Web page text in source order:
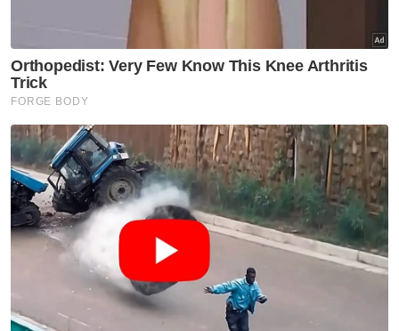
berdepan ketidaktentuan ekonomi.
"Apa yang pelik, apabila penyasaran subsidi
diesel bermula pada tahun 2024 dan
mekanisme BUDI95 diperkenalkan pada
tahun 2025, suara bantahan Onn seperti ini
tidak pula kedengaran.
"Johor memerlukan kepimpinan yang
menawarkan penyelesaian, bukannya
sekadar mengulangi retorik yang biasa
dimainkan cybertrooper,"ujarnya.
Muat turun aplikasi Sinar Harian.